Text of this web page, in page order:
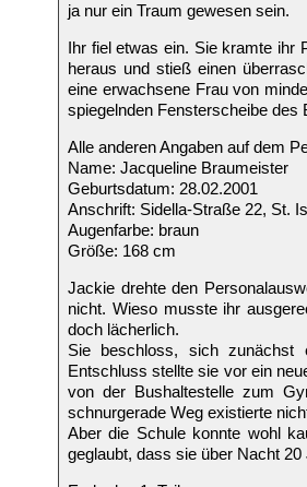
ja nur ein Traum gewesen sein.
Ihr fiel etwas ein. Sie kramte ihr
heraus und stieß einen
eine erwachsene Frau von
spiegelnden Fensterscheibe des
Alle anderen Angaben auf dem
Name: Jacqueline Braumeister
Geburtsdatum: 28.02.2001
Anschrift: Sidella-Straße 22, St.
Augenfarbe: braun
Größe: 168 cm
Jackie drehte den
nicht. Wieso musste ihr
doch lächerlich.
Sie beschloss, sich
Entschluss stellte sie vor ein
von der Bushaltestelle zum
schnurgerade Weg existierte
Aber die Schule konnte wohl
geglaubt, dass sie über Nacht